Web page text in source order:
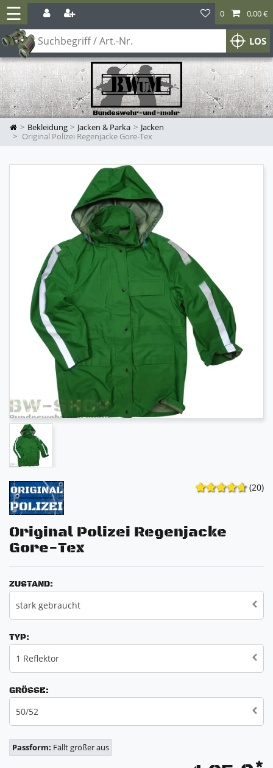
☰
LOS
0 0,00 €
Bekleidung Jacken & Parka
Jacken
Original Polizei Regenjacke Gore-Tex
(20)
Original Polizei Regenjacke
Gore-Tex
ZUSTAND:
stark gebraucht
TYP:
1 Reflektor
GRÖSSE:
50/52
Passform: Fällt größer aus